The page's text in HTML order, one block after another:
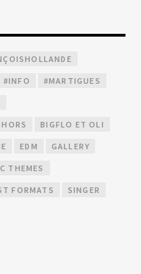
#INFO #MARTIGUES
BIGFLO ET OLI
EDM GALLERY
THEMES
FORMATS SINGER